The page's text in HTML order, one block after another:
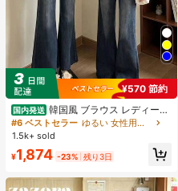
¥570 節約
国内発送 韓国風 ブラウス レディース
夏 ドット柄 フェイクレイヤード 半
袖 パフスリーブ レース切替 リボン
お出かけ
#6 ベストセラー
ゆるい 女性用ブラウス
1.5k+ sold
¥1,874 -23% 残り3日